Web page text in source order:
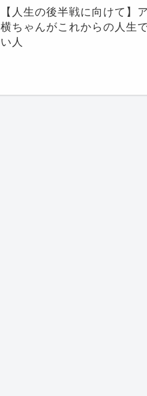
【人生の後半戦に向けて】
横ちゃんがこれからの人生
い人